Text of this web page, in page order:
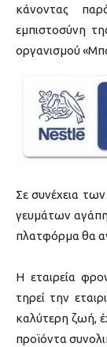
κάνοντας
εμπιστοσύνη
οργανισμού
Σε συνέχεια
γευμάτων
πλατφόρμα θα
Η εταιρεία
τηρεί την
καλύτερη ζωή,
προϊόντα